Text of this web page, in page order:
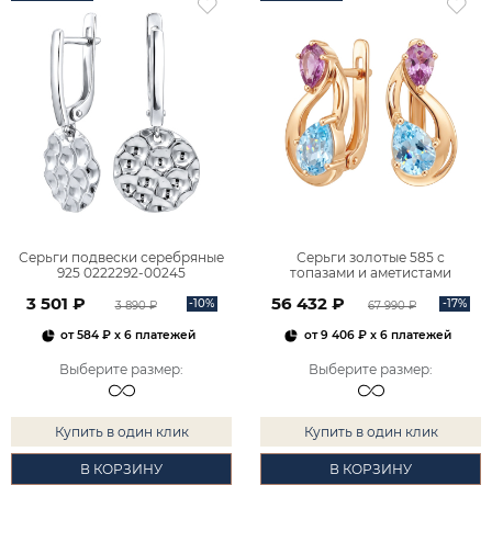
Серьги подвески серебряные
925 0222292-00245
3 501 ₽ 3 890 ₽ -10%
от584 ₽ x 6 платежей
Выберите размер:
Купить в один клик
В КОРЗИНУ
Серьги золотые 585 с
топазами и аметистами
56 432 ₽ 67 990 ₽ -17%
от9 406 ₽x 6 платежей
Выберите размер:
Купить в один клик
В КОРЗИНУ